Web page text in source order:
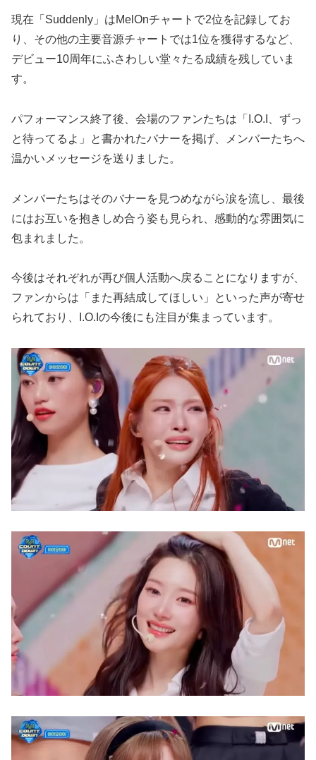
現在「Suddenly」はMelOnチャートで2位を記録してお
り、その他の主要音源チャートでは1位を獲得するなど、
デビュー10周年にふさわしい堂々たる成績を残していま
す。
パフォーマンス終了後、会場のファンたちは「I.O.I、ずっ
と待ってるよ」と書かれたバナーを掲げ、メンバーたちへ
温かいメッセージを送りました。
メンバーたちはそのバナーを見つめながら涙を流し、最後
にはお互いを抱きしめ合う姿も見られ、感動的な雰囲気に
包まれました。
今後はそれぞれが再び個人活動へ戻ることになりますが、
ファンからは「また再結成してほしい」といった声が寄せ
られており、I.O.Iの今後にも注目が集まっています。